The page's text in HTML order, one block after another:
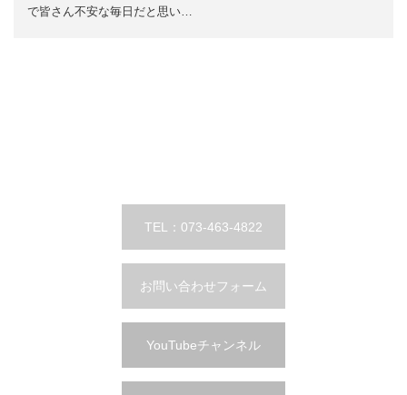
で皆さん不安な毎日だと思い…
TEL：073-463-4822
お問い合わせフォーム
YouTubeチャンネル